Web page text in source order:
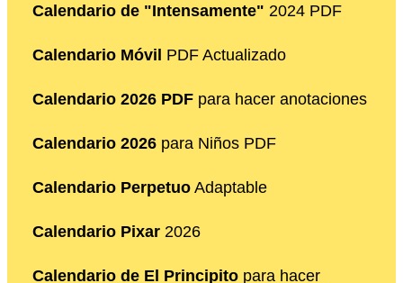
Calendario de "Intensamente" 2024 PDF
Calendario Móvil PDF Actualizado
Calendario 2026 PDF para hacer anotaciones
Calendario 2026 para Niños PDF
Calendario Perpetuo Adaptable
Calendario Pixar 2026
Calendario de El Principito para hacer